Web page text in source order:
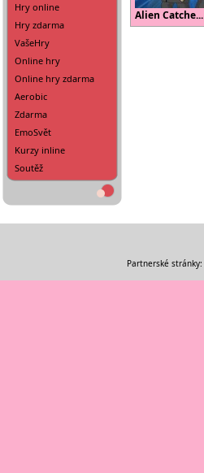
Hry online
Hry zdarma
VašeHry
Online hry
Online hry zdarma
Aerobic
Zdarma
EmoSvět
Kurzy inline
Soutěž
Alien Catche...
Partnerské stránky: